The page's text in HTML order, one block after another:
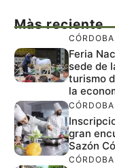
Màs reciente
CÓRDOBA
Feria
sede de
turismo
la
CÓRDOBA
gran
Sazón
CÓRDOBA